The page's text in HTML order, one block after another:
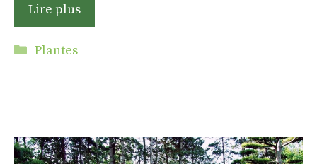
Lire plus
Catégories
Plantes